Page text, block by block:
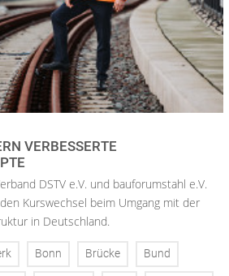
VERBESSERTE
DSTV e.V. und bauforumstahl e.V.
Kurswechsel beim Umgang mit der
in Deutschland.
Bonn Brücke Bund